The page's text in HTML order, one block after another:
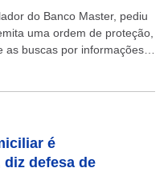
do Banco Master, pediu
uma ordem de proteção,
as buscas por informações
é
diz defesa de